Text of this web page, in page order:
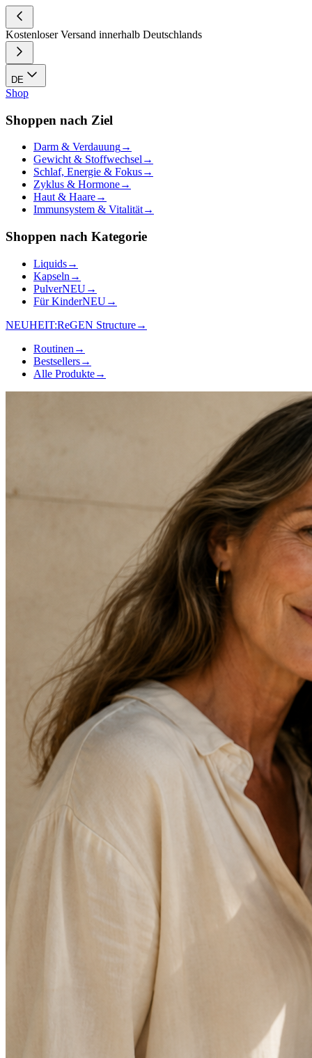
Kostenloser Versand innerhalb Deutschlands
DE
Shop
Shoppen nach Ziel
Darm & Verdauung→
Gewicht & Stoffwechsel→
Schlaf, Energie & Fokus→
Zyklus & Hormone→
Haut & Haare→
Immunsystem & Vitalität→
Shoppen nach Kategorie
Liquids→
Kapseln →
PulverNEU→
Für KinderNEU→
NEUHEIT:ReGEN Structure→
Routinen →
Bestsellers→
Alle Produkte→